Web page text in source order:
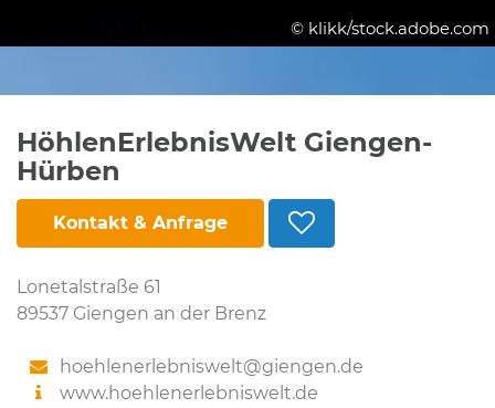
© klikk/stock.adobe.com
HöhlenErlebnisWelt Giengen-
Hürben
Kontakt & Anfrage
Lonetalstraße 61
89537 Giengen an der Brenz
hoehlenerlebniswelt@giengen.de
www.hoehlenerlebniswelt.de